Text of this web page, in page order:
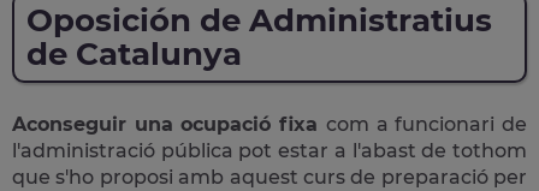
Oposición de Administratius
de Catalunya
Aconseguir una ocupació fixa com a funcionari de
l'administració pública pot estar a l'abast de tothom
que s'ho proposi amb aquest curs de preparació per